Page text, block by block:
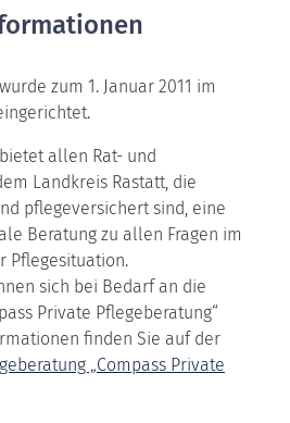
zum 1. Januar 2011 im
allen Rat- und
Landkreis Rastatt, die
pflegeversichert sind, eine
Beratung zu allen Fragen im
Pflegesituation.
sich bei Bedarf an die
Private Pflegeberatung“
finden Sie auf der
„Compass Private